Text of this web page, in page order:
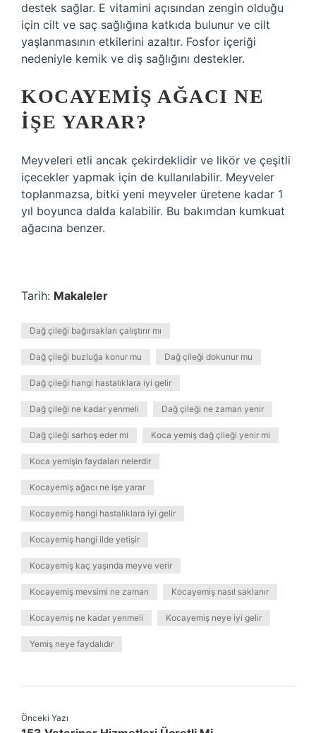
destek sağlar. E vitamini açısından zengin olduğu
için cilt ve saç sağlığına katkıda bulunur ve cilt
yaşlanmasının etkilerini azaltır. Fosfor içeriği
nedeniyle kemik ve diş sağlığını destekler.
KOCAYEMIŞ AĞACI NE
IŞE YARAR?
Meyveleri etli ancak çekirdeklidir ve likör ve çeşitli
içecekler yapmak için de kullanılabilir. Meyveler
toplanmazsa, bitki yeni meyveler üretene kadar 1
yıl boyunca dalda kalabilir. Bu bakımdan kumkuat
ağacına benzer.
Tarih: Makaleler
Dağ çileği bağırsakları çalıştırır mı
Dağ çileği buzluğa konur mu Dağ çileği dokunur mu
Dağ çileği hangi hastalıklara iyi gelir
Dağ çileği ne kadar yenmeli Dağ çileği ne zaman yenir
Dağ çileği sarhoş eder mi Koca yemiş dağ çileği yenir mi
Koca yemişin faydaları nelerdir
Kocayemiş ağacı ne işe yarar
Kocayemiş hangi hastalıklara iyi gelir
Kocayemiş hangi ilde yetişir
Kocayemiş kaç yaşında meyve verir
Kocayemiş mevsimi ne zaman Kocayemiş nasıl saklanır
Kocayemiş ne kadar yenmeli Kocayemiş neye iyi gelir
Yemiş neye faydalıdır
Önceki Yazı